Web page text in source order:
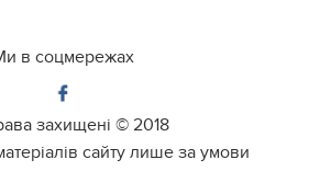
в соцмережах
захищені © 2018
сайту лише за умови